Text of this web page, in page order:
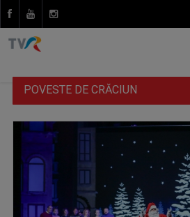
POVESTE DE CRĂCIUN